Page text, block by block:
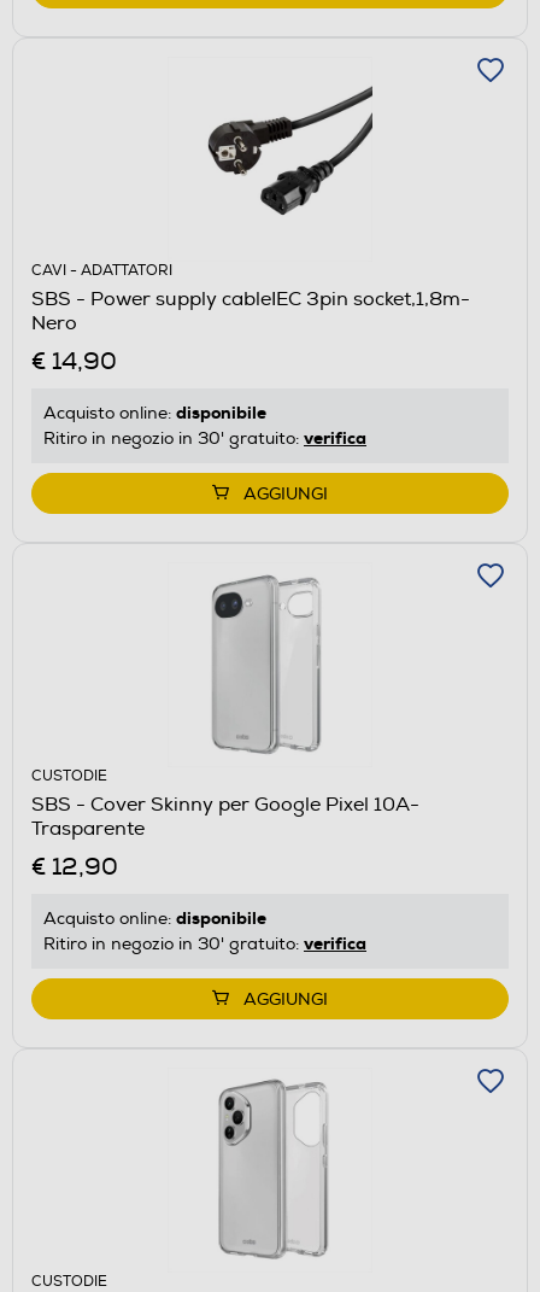
CAVI - ADATTATORI
SBS - Power supply cableIEC 3pin socket,1,8m-
Nero
€ 14,90
Acquisto online: disponibile
Ritiro in negozio in 30' gratuito: verifica
AGGIUNGI
CUSTODIE
SBS - Cover Skinny per Google Pixel 10A-
Trasparente
€ 12,90
Acquisto online: disponibile
Ritiro in negozio in 30' gratuito: verifica
AGGIUNGI
CUSTODIE